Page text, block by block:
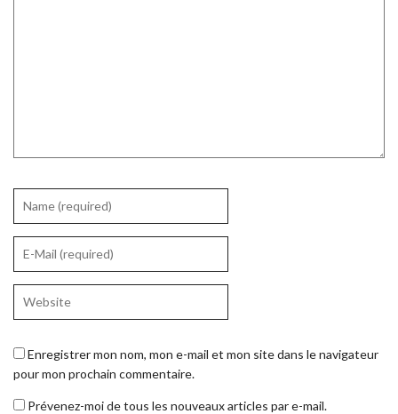
Enregistrer mon nom, mon e-mail et mon site dans le navigateur
pour mon prochain commentaire.
Prévenez-moi de tous les nouveaux articles par e-mail.